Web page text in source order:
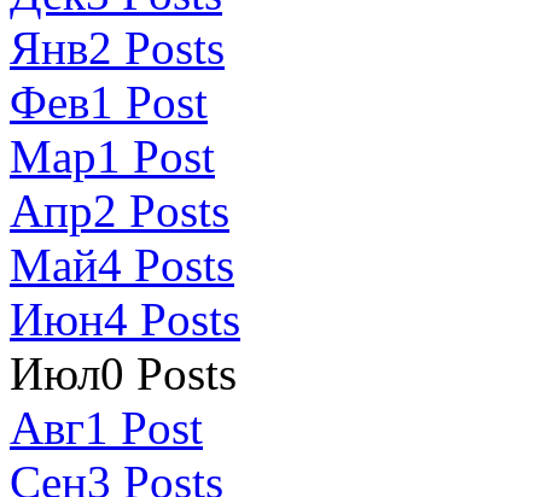
Янв2 Posts
Фев1 Post
Мар1 Post
Апр2 Posts
Май4 Posts
Июн4 Posts
Июл0 Posts
Авг1 Post
Сен3 Posts